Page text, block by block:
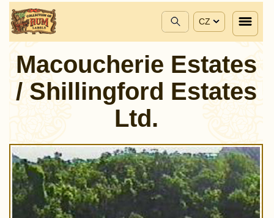
CZ
Macoucherie Estates
/ Shillingford Estates
Ltd.